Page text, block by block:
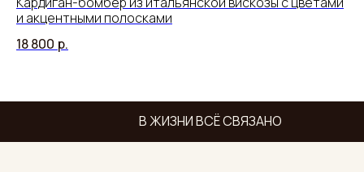
и акцентными полосками
18 800 р.
В ЖИЗНИ ВСЁ СВЯЗАНО